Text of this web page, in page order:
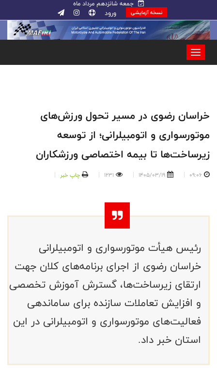
جمعه شانزدهم مرداد ماه
نسخه آزمایشی ورود
خراسان رضوی در مسیر تحول ورزش‌های
موتورسواری و اتومبیلرانی؛ از توسعه
زیرساخت‌ها تا بیمه اختصاصی ورزشکاران
09:06
1405/03/19
1231 چاپ خبر
رئیس هیأت موتورسواری و اتومبیلرانی
خراسان رضوی از اجرای برنامه‌های کلان جهت
ارتقای زیرساخت‌ها، گسترش آموزش تخصصی
و افزایش تعاملات سازنده برای ساماندهی
فعالیت‌های موتورسواری و اتومبیلرانی در این
استان خبر داد.